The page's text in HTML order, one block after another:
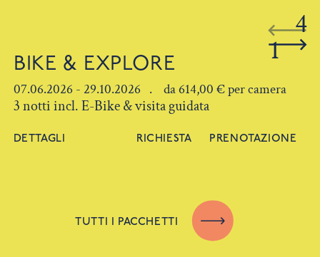
1
4
BIKE & EXPLORE
07.06.2026 - 29.10.2026 . da 614,00 € per camera
3 notti incl. E-Bike & visita guidata
DETTAGLI RICHIESTA PRENOTAZIONE
TUTTI I PACCHETTI